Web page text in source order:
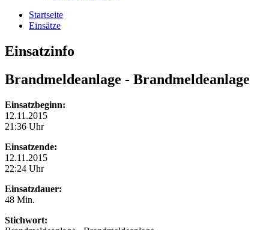
Startseite
Einsätze
Einsatzinfo
Brandmeldeanlage - Brandmeldeanlage
Einsatzbeginn:
12.11.2015
21:36 Uhr
Einsatzende:
12.11.2015
22:24 Uhr
Einsatzdauer:
48 Min.
Stichwort: